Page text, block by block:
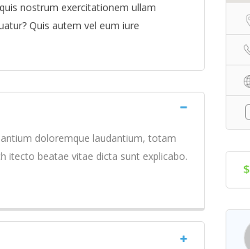
nostrum exercitationem ullam
Quis autem vel eum iure
doloremque laudantium, totam
itecto beatae vitae dicta sunt explicabo.
$